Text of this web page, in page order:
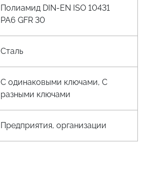
Полиамид DIN-EN ISO 10431
PA6 GFR 30
Сталь
С одинаковыми ключами, С
разными ключами
Предприятия, организации